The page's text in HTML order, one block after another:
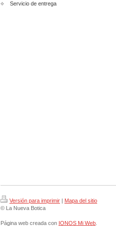
Servicio de entrega
Versión para imprimir | Mapa del sitio
© La Nueva Botica
Página web creada con IONOS Mi Web